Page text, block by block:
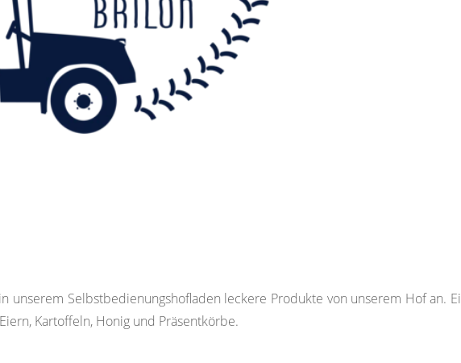
Selbstbedienungshofladen leckere Produkte von unserem Hof an.
Kartoffeln, Honig und Präsentkörbe.